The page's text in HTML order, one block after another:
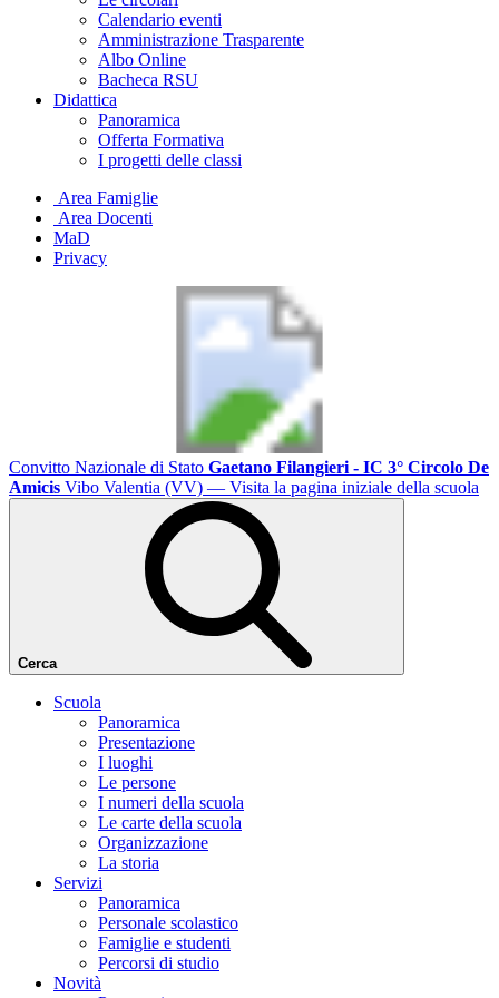
Calendario eventi
Amministrazione Trasparente
Albo Online
Bacheca RSU
Didattica
Panoramica
Offerta Formativa
I progetti delle classi
Area Famiglie
Area Docenti
MaD
Privacy
Convitto Nazionale di Stato Gaetano Filangieri - IC 3° Circolo De
Amicis Vibo Valentia (VV) — Visita la pagina iniziale della scuola
Cerca
Scuola
Panoramica
Presentazione
I luoghi
Le persone
I numeri della scuola
Le carte della scuola
Organizzazione
La storia
Servizi
Panoramica
Personale scolastico
Famiglie e studenti
Percorsi di studio
Novità